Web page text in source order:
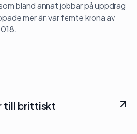
bland annat jobbar på uppdrag
mer än var femte krona av
till brittiskt